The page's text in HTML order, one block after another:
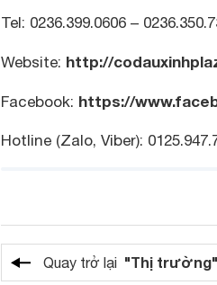
Tel: 0236.399.0606 –
Website: http://
Facebook: https://
Hotline (Zalo, Viber):
Quay trở lại "Thị trường"